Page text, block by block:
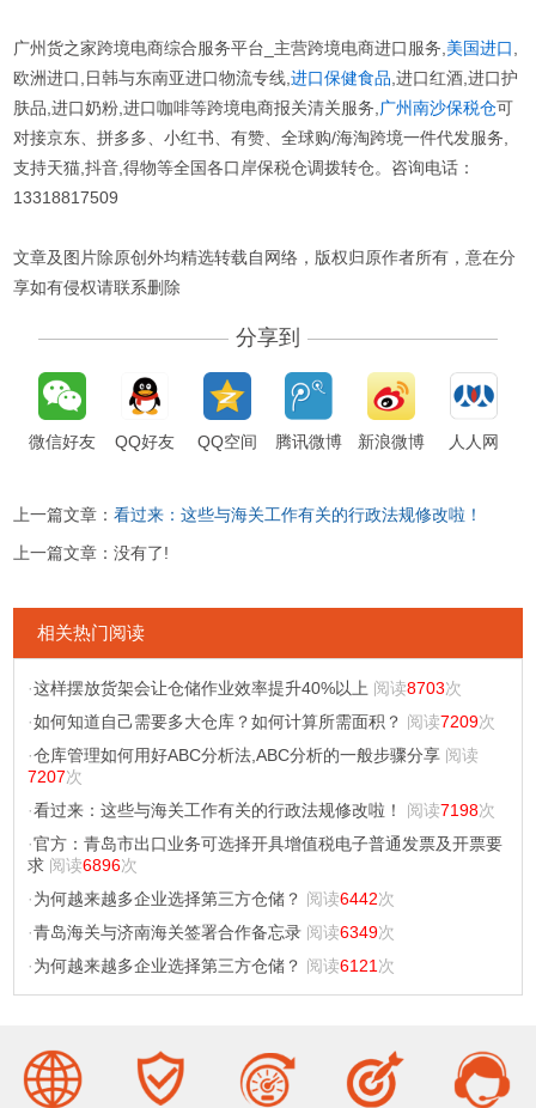
广州货之家跨境电商综合服务平台_主营跨境电商进口服务,美国进口,
欧洲进口,日韩与东南亚进口物流专线,进口保健食品,进口红酒,进口护
肤品,进口奶粉,进口咖啡等跨境电商报关清关服务,广州南沙保税仓可
对接京东、拼多多、小红书、有赞、全球购/海淘跨境一件代发服务,
支持天猫,抖音,得物等全国各口岸保税仓调拨转仓。咨询电话：
13318817509
文章及图片除原创外均精选转载自网络，版权归原作者所有，意在分
享如有侵权请联系删除
分享到
微信好友 QQ好友 QQ空间 腾讯微博 新浪微博 人人网
上一篇文章：看过来：这些与海关工作有关的行政法规修改啦！
上一篇文章：没有了!
相关热门阅读
·这样摆放货架会让仓储作业效率提升40%以上 阅读8703次
·如何知道自己需要多大仓库？如何计算所需面积？ 阅读7209次
·仓库管理如何用好ABC分析法,ABC分析的一般步骤分享阅读
7207次
·看过来：这些与海关工作有关的行政法规修改啦！ 阅读7198次
·官方：青岛市出口业务可选择开具增值税电子普通发票及开票要
求阅读6896次
·为何越来越多企业选择第三方仓储？ 阅读6442次
·青岛海关与济南海关签署合作备忘录阅读6349次
·为何越来越多企业选择第三方仓储？ 阅读6121次